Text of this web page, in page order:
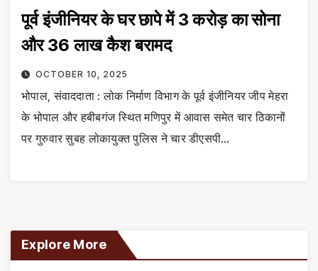
पूर्व इंजीनियर के घर छापे में 3 करोड़ का सोना
और 36 लाख कैश बरामद
OCTOBER 10, 2025
भोपाल, संवाददाता : लोक निर्माण विभाग के पूर्व इंजीनियर जीप मेहरा
के भोपाल और हबीबगंज स्थित मणिपुर में आवास समेत चार ठिकानों
पर गुरुवार सुबह लोकायुक्त पुलिस ने चार डीएसपी…
Explore More